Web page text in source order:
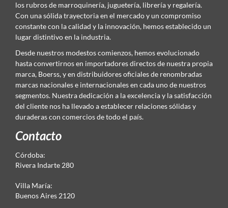
los rubros de marroquinería, juguetería, librería y regalería.
Con una sólida trayectoria en el mercado y un compromiso
constante con la calidad y la innovación, hemos establecido un
lugar distintivo en la industria.
Desde nuestros modestos comienzos, hemos evolucionado
hasta convertirnos en importadores directos de nuestra propia
marca, Boerss, y en distribuidores oficiales de renombradas
marcas nacionales e internacionales en cada uno de nuestros
segmentos. Nuestra dedicación a la excelencia y la satisfacción
del cliente nos ha llevado a establecer relaciones sólidas y
duraderas con comercios de todo el país.
Contacto
Córdoba:
Rivera Indarte 280
Villa María:
Buenos Aires 2120